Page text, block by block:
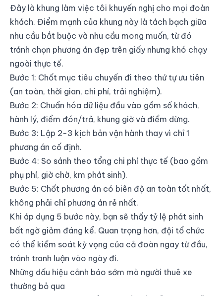
Đây là khung làm việc tôi khuyến nghị cho mọi đoàn
khách. Điểm mạnh của khung này là tách bạch giữa
nhu cầu bắt buộc và nhu cầu mong muốn, từ đó
tránh chọn phương án đẹp trên giấy nhưng khó chạy
ngoài thực tế.
Bước 1: Chốt mục tiêu chuyến đi theo thứ tự ưu tiên
(an toàn, thời gian, chi phí, trải nghiệm).
Bước 2: Chuẩn hóa dữ liệu đầu vào gồm số khách,
hành lý, điểm đón/trả, khung giờ và điểm dừng.
Bước 3: Lập 2-3 kịch bản vận hành thay vì chỉ 1
phương án cố định.
Bước 4: So sánh theo tổng chi phí thực tế (bao gồm
phụ phí, giờ chờ, km phát sinh).
Bước 5: Chốt phương án có biên độ an toàn tốt nhất,
không phải chỉ phương án rẻ nhất.
Khi áp dụng 5 bước này, bạn sẽ thấy tỷ lệ phát sinh
bất ngờ giảm đáng kể. Quan trọng hơn, đội tổ chức
có thể kiểm soát kỳ vọng của cả đoàn ngay từ đầu,
tránh tranh luận vào ngày đi.
Những dấu hiệu cảnh báo sớm mà người thuê xe
thường bỏ qua